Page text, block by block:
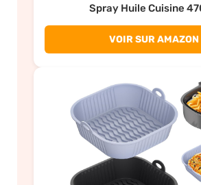
Spray Huile Cuisine
VOIR SUR AMAZON